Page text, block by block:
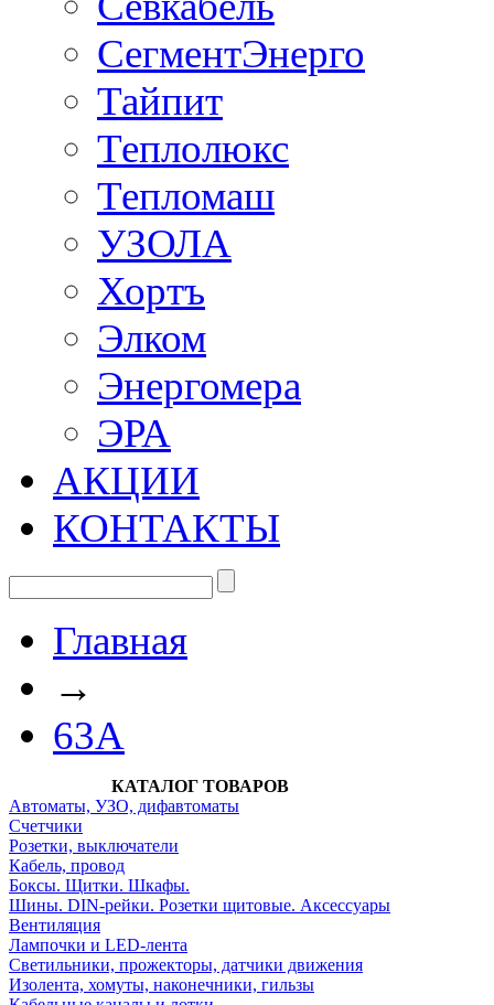
СегментЭнерго
Тайпит
Теплолюкс
Тепломаш
УЗОЛА
Хортъ
Элком
Энергомера
ЭРА
АКЦИИ
КОНТАКТЫ
Главная
→
63А
КАТАЛОГ ТОВАРОВ
Автоматы, УЗО, дифавтоматы
Счетчики
Розетки, выключатели
Кабель, провод
Боксы. Щитки. Шкафы.
Шины. DIN-рейки. Розетки щитовые. Аксессуары
Вентиляция
Лампочки и LED-лента
Светильники, прожекторы, датчики движения
Изолента, хомуты, наконечники, гильзы